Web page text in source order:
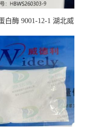
白酶 9001-12-1 湖北威